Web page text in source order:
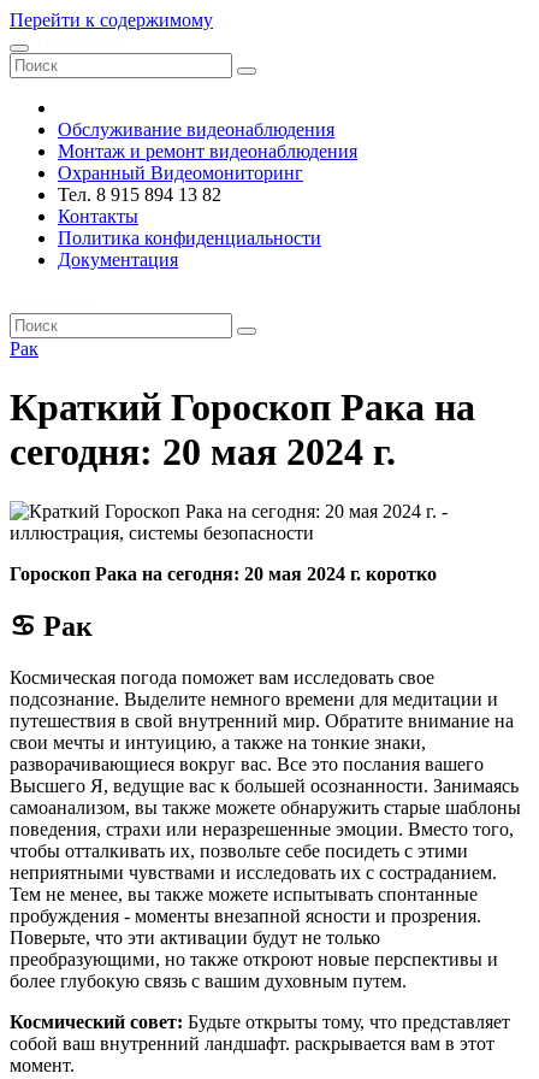
Перейти к содержимому
Обслуживание видеонаблюдения
Монтаж и ремонт видеонаблюдения
Охранный Видеомониторинг
Тел. 8 915 894 13 82
Контакты
Политика конфиденциальности
Документация
Рак
Краткий Гороскоп Рака на
сегодня: 20 мая 2024 г.
Гороскоп Рака на сегодня: 20 мая 2024 г. коротко
♋ Рак
Космическая погода поможет вам исследовать свое
подсознание. Выделите немного времени для медитации и
путешествия в свой внутренний мир. Обратите внимание на
свои мечты и интуицию, а также на тонкие знаки,
разворачивающиеся вокруг вас. Все это послания вашего
Высшего Я, ведущие вас к большей осознанности. Занимаясь
самоанализом, вы также можете обнаружить старые шаблоны
поведения, страхи или неразрешенные эмоции. Вместо того,
чтобы отталкивать их, позвольте себе посидеть с этими
неприятными чувствами и исследовать их с состраданием.
Тем не менее, вы также можете испытывать спонтанные
пробуждения - моменты внезапной ясности и прозрения.
Поверьте, что эти активации будут не только
преобразующими, но также откроют новые перспективы и
более глубокую связь с вашим духовным путем.
Космический совет: Будьте открыты тому, что представляет
собой ваш внутренний ландшафт. раскрывается вам в этот
момент.